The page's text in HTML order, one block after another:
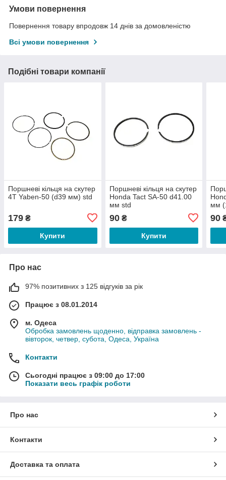
Умови повернення
Повернення товару впродовж 14 днів за домовленістю
Всі умови повернення
Подібні товари компанії
Поршневі кільця на скутер
4T Yaben-50 (d39 мм) std
179 ₴
Купити
Поршневі кільця на скутер
Honda Tact SA-50 d41.00
мм std
90₴
Купити
мм
90
Про нас
97% позитивних з 125 відгуків за рік
Працює з 08.01.2014
м. Одеса
Обробка замовлень щоденно, відправка замовлень -
вівторок, четвер, субота, Одеса, Україна
Контакти
Сьогодні працює з 09:00 до 17:00
Показати весь графік роботи
Про нас
Контакти
Доставка та оплата